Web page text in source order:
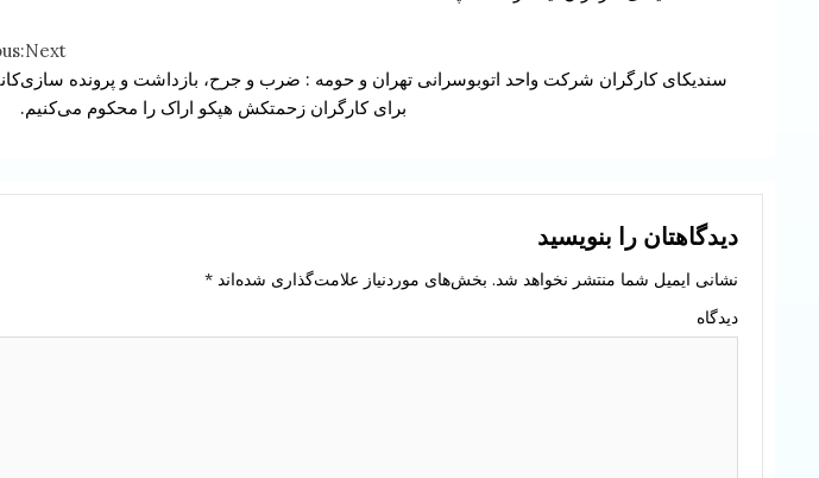
Continue
Next:
سندیکای کارگران شرکت واحد اتوبوسرانی تهران و حومه : ضرب و جرح، بازداشت و پرونده سازی
برای کارگران زحمتکش هپکو اراک را محکوم می‌کنیم.
دیدگاهتان را بنویسید
نشانی ایمیل شما منتشر نخواهد شد. بخش‌های موردنیاز علامت‌گذاری شده‌اند *
دیدگاه